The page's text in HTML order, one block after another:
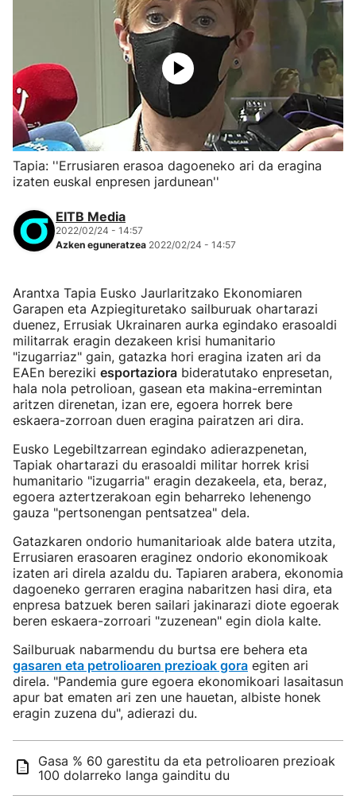
Tapia: ''Errusiaren erasoa dagoeneko ari da eragina
izaten euskal enpresen jardunean''
EITB Media
2022/02/24 - 14:57
Azken eguneratzea 2022/02/24 - 14:57
Arantxa Tapia Eusko Jaurlaritzako Ekonomiaren
Garapen eta Azpiegituretako sailburuak ohartarazi
duenez, Errusiak Ukrainaren aurka egindako erasoaldi
militarrak eragin dezakeen krisi humanitario
"izugarriaz" gain, gatazka hori eragina izaten ari da
EAEn bereziki esportaziora bideratutako enpresetan,
hala nola petrolioan, gasean eta makina-erremintan
aritzen direnetan, izan ere, egoera horrek bere
eskaera-zorroan duen eragina pairatzen ari dira.
Eusko Legebiltzarrean egindako adierazpenetan,
Tapiak ohartarazi du erasoaldi militar horrek krisi
humanitario "izugarria" eragin dezakeela, eta, beraz,
egoera aztertzerakoan egin beharreko lehenengo
gauza "pertsonengan pentsatzea" dela.
Gatazkaren ondorio humanitarioak alde batera utzita,
Errusiaren erasoaren eraginez ondorio ekonomikoak
izaten ari direla azaldu du. Tapiaren arabera, ekonomia
dagoeneko gerraren eragina nabaritzen hasi dira, eta
enpresa batzuek beren sailari jakinarazi diote egoerak
beren eskaera-zorroari "zuzenean" egin diola kalte.
Sailburuak nabarmendu du burtsa ere behera eta
gasaren eta petrolioaren prezioak gora egiten ari
direla. "Pandemia gure egoera ekonomikoari lasaitasun
apur bat ematen ari zen une hauetan, albiste honek
eragin zuzena du", adierazi du.
Gasa % 60 garestitu da eta petrolioaren prezioak
100 dolarreko langa gainditu du